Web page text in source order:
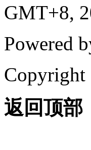
GMT+8,
Powered
Copyright
返回顶部